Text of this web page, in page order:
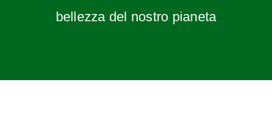
bellezza del nostro pianeta